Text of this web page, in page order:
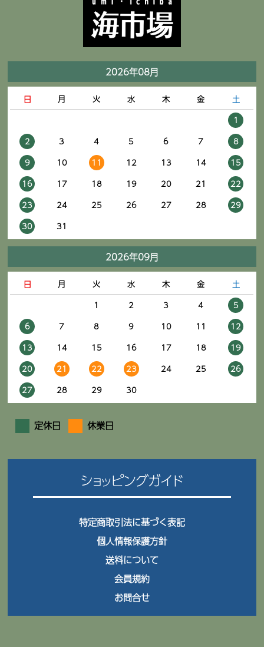
2026年08月
日 月 火 水 木 金
土
1
2
3 4 5 6 7
8
9
10 11 12 13 14
15
16
17 18 19 20 21
22
23
24 25 26 27 28
29
30
31
2026年09月
日 月 火 水 木 金
土
1
2 3 4
5
6
7 8 9 10 11
12
13
14 15 16 17 18
19
20
21 22 23 24 25
26
27
28 29 30
定休日 休業日
ショッピングガイド
特定商取引法に基づく表記
個人情報保護方針
送料について
会員規約
お問合せ